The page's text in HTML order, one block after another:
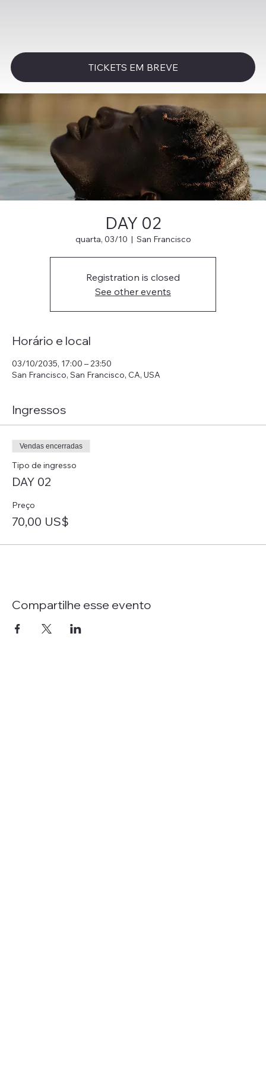
TICKETS EM BREVE
DAY 02
quarta, 03/10
  |
San Francisco
Registration is closed
See other events
Horário e local
03/10/2035, 17:00 – 23:50
San Francisco, San Francisco, CA, USA
Ingressos
Vendas encerradas
Tipo de ingresso
DAY 02
Preço
70,00 US$
Compartilhe esse evento